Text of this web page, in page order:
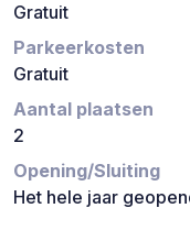
Gratuit
Parkeerkosten
Gratuit
Aantal plaatsen
2
Opening/Sluiting
Het hele jaar